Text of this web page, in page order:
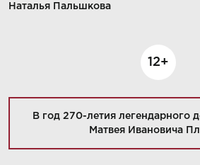
Наталья Пальшкова
12+
В год 270-летия легендарного
Матвея Ивановича